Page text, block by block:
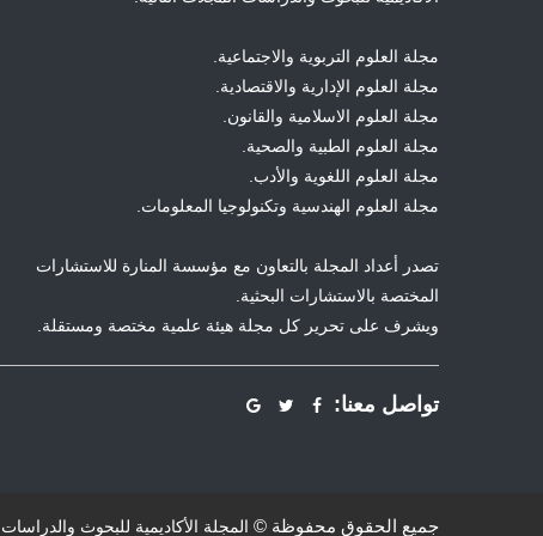
مجلة العلوم التربوية والاجتماعية.
مجلة العلوم الإدارية والاقتصادية.
مجلة العلوم الاسلامية والقانون.
مجلة العلوم الطبية والصحية.
مجلة العلوم اللغوية والأدب.
مجلة العلوم الهندسية وتكنولوجيا المعلومات.
تصدر أعداد المجلة بالتعاون مع مؤسسة المنارة للاستشارات
المختصة بالاستشارات البحثية.
ويشرف على تحرير كل مجلة هيئة علمية مختصة ومستقلة.
تواصل معنا:
جميع الحقوق محفوظة © المجلة الأكاديمية للبحوث والدراسات